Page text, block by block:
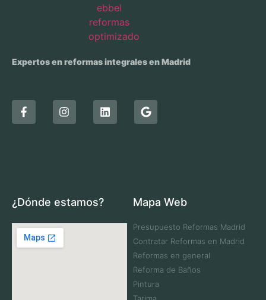
Expertos en reformas integrales en Madrid
¿Dónde estamos? Mapa Web
Presupuesto Reformas Madrid
Contratar Reformas en Madrid
Reformas en general
Reforma de Baños
Pintura
Tarima